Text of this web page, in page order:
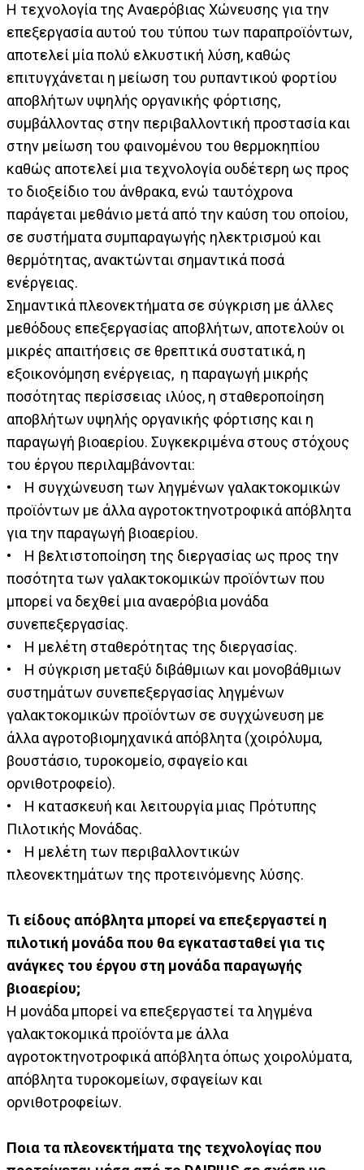
Η τεχνολογία της Αναερόβιας Χώνευσης για την
επεξεργασία αυτού του τύπου των παραπροϊόντων,
αποτελεί μία πολύ ελκυστική λύση, καθώς
επιτυγχάνεται η μείωση του ρυπαντικού φορτίου
αποβλήτων υψηλής οργανικής φόρτισης,
συμβάλλοντας στην περιβαλλοντική προστασία και
στην μείωση του φαινομένου του θερμοκηπίου
καθώς αποτελεί μια τεχνολογία ουδέτερη ως προς
το διοξείδιο του άνθρακα, ενώ ταυτόχρονα
παράγεται μεθάνιο μετά από την καύση του οποίου,
σε συστήματα συμπαραγωγής ηλεκτρισμού και
θερμότητας, ανακτώνται σημαντικά ποσά
ενέργειας.
Σημαντικά πλεονεκτήματα σε σύγκριση με άλλες
μεθόδους επεξεργασίας αποβλήτων, αποτελούν οι
μικρές απαιτήσεις σε θρεπτικά συστατικά, η
εξοικονόμηση ενέργειας, η παραγωγή μικρής
ποσότητας περίσσειας ιλύος, η σταθεροποίηση
αποβλήτων υψηλής οργανικής φόρτισης και η
παραγωγή βιοαερίου. Συγκεκριμένα στους στόχους
του έργου περιλαμβάνονται:
• Η συγχώνευση των ληγμένων γαλακτοκομικών
προϊόντων με άλλα αγροτοκτηνοτροφικά απόβλητα
για την παραγωγή βιοαερίου.
• Η βελτιστοποίηση της διεργασίας ως προς την
ποσότητα των γαλακτοκομικών προϊόντων που
μπορεί να δεχθεί μια αναερόβια μονάδα
συνεπεξεργασίας.
• Η μελέτη σταθερότητας της διεργασίας.
• Η σύγκριση μεταξύ διβάθμιων και μονοβάθμιων
συστημάτων συνεπεξεργασίας ληγμένων
γαλακτοκομικών προϊόντων σε συγχώνευση με
άλλα αγροτοβιομηχανικά απόβλητα (χοιρόλυμα,
βουστάσιο, τυροκομείο, σφαγείο και
ορνιθοτροφείο).
• Η κατασκευή και λειτουργία μιας Πρότυπης
Πιλοτικής Μονάδας.
• Η μελέτη των περιβαλλοντικών
πλεονεκτημάτων της προτεινόμενης λύσης.
Τι είδους απόβλητα μπορεί να επεξεργαστεί η
πιλοτική μονάδα που θα εγκατασταθεί για τις
ανάγκες του έργου στη μονάδα παραγωγής
βιοαερίου;
Η μονάδα μπορεί να επεξεργαστεί τα ληγμένα
γαλακτοκομικά προϊόντα με άλλα
αγροτοκτηνοτροφικά απόβλητα όπως χοιρολύματα,
απόβλητα τυροκομείων, σφαγείων και
ορνιθοτροφείων.
Ποια τα πλεονεκτήματα της τεχνολογίας που